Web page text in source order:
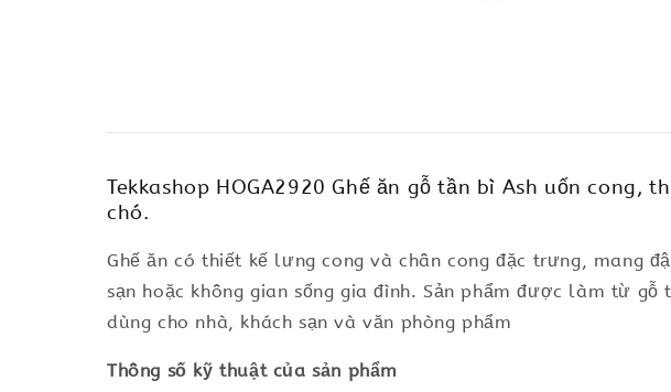
Tekkashop HOGA2920 Ghế ăn gỗ tần bì Ash uốn
chó.
Ghế ăn có thiết kế lưng cong và chân cong đặc trưng, mang
sạn hoặc không gian sống gia đình. Sản phẩm được làm từ
dùng cho nhà, khách sạn và văn phòng phẩm
Thông số kỹ thuật của sản phẩm